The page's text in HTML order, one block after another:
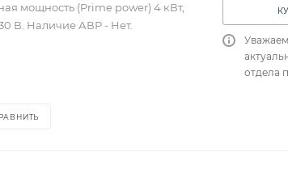
мощность (Prime power) 4 кВт,
В. Наличие АВР - Нет.
отдела